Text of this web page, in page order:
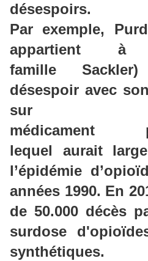
désespoirs.
Par exemple,
appartient
famille Sackler)
désespoir avec
sur
médicament
lequel aurait
l’épidémie
années 1990. En
de 50.000 décès
surdose
synthétiques.